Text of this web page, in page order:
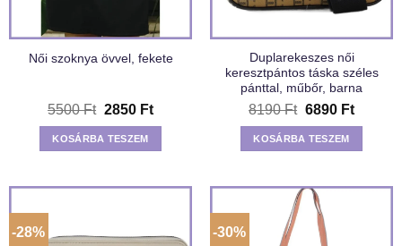
Női szoknya övvel, fekete
5500Ft Original
price
was:
5500 Ft.
2850 FtCurrent
price
2850 Ft.
KOSÁRBA TESZEM
Duplarekeszes női
keresztpántos táska széles
pánttal, műbőr, barna
8190Ft Original
price
was:
8190 Ft.
6890 FtCurrent
price
6890
KOSÁRBA TESZEM
-28% -30%